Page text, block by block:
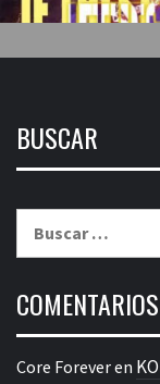
BUSCAR
Core Foreveren